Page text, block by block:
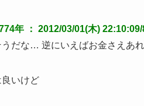
年 ： 2012/03/01(木)
だな… 逆にいえばお金さえあ
いけど